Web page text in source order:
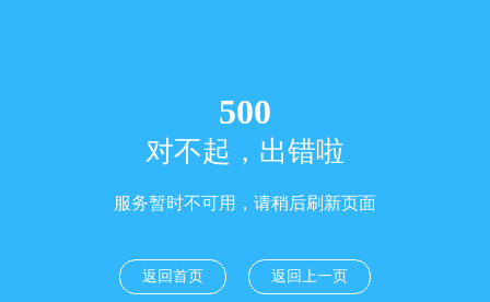
500
对不起，出错啦
服务暂时不可用，请稍后刷新页面
返回首页 返回上一页